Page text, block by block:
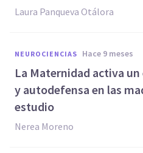
Laura Panqueva Otálora
NEUROCIENCIAS hace 9 meses
La Maternidad activa
y autodefensa en las
estudio
Nerea Moreno